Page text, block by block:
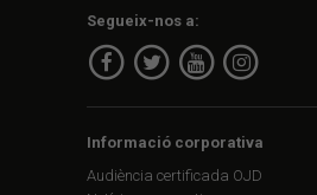
Segueix-nos a:
Informació corporativa
Audiència certificada OJD